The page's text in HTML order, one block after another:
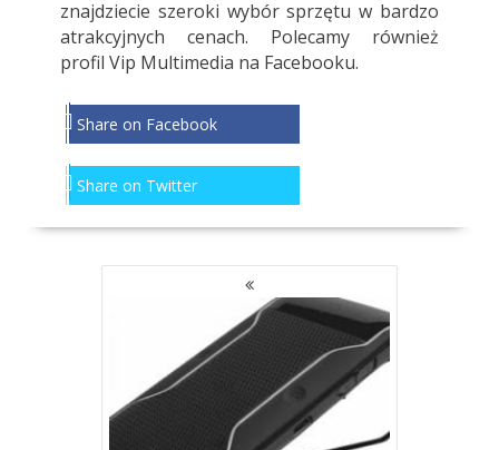
znajdziecie szeroki wybór sprzętu w bardzo
atrakcyjnych cenach. Polecamy również
profil Vip Multimedia na Facebooku.
Share on Facebook
Share on Twitter
NAWIGACJA